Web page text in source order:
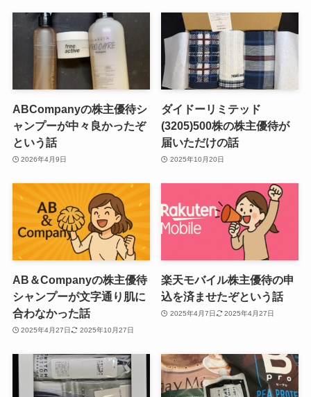
ABCompanyの株主優待シ
ャンプーが中々良かったぞ
という話
2026年4月9日
ダイドーリミテッド
(3205)500株の株主優待が
届いただけの話
2025年10月20日
AB＆Companyの株主優待
シャンプーが文字通り肌に
合わなかった話
2025年4月27日 2025年10月27日
楽天モバイル株主優待の申
込を済ませたぞという話
2025年4月7日 2025年4月27日